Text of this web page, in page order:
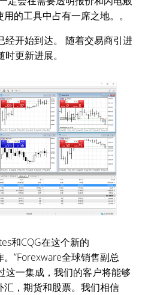
的工具中占有一席之地。。
经开始到达。 随着交易商引进
更新进展。
和CQG在这个新的
”Forexware全球销售副总
这一集成，我们的客户将能够
，期货和股票。我们相信